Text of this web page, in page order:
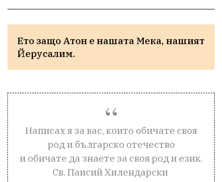
Ето защо Атон е нашата Мека, нашият
Написах я за вас, които обичате своя
род и българско отечество
и обичате да знаете за своя род и език.
Св. Паисий Хилендарски